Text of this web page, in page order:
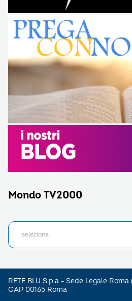
Mondo TV2000
RETE BLU S.p.a - Sede Legale
CAP 00165 Roma